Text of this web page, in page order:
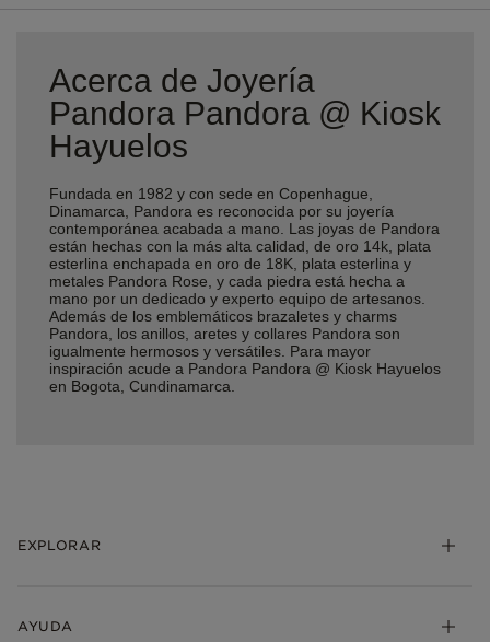
Acerca de Joyería
Pandora Pandora @ Kiosk
Hayuelos
Fundada en 1982 y con sede en Copenhague,
Dinamarca, Pandora es reconocida por su joyería
contemporánea acabada a mano. Las joyas de Pandora
están hechas con la más alta calidad, de oro 14k, plata
esterlina enchapada en oro de 18K, plata esterlina y
metales Pandora Rose, y cada piedra está hecha a
mano por un dedicado y experto equipo de artesanos.
Además de los emblemáticos brazaletes y charms
Pandora, los anillos, aretes y collares Pandora son
igualmente hermosos y versátiles. Para mayor
inspiración acude a Pandora Pandora @ Kiosk Hayuelos
en Bogota, Cundinamarca.
EXPLORAR
AYUDA